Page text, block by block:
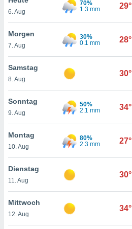
oder
Partner
es uns
das
der
Profil zu
Ihnen
finden
. Sie
jederzeit
Rand
6. Aug
70%
1.3 mm
29°
Morgen
7. Aug
30%
0.1 mm
28°
Samstag
8. Aug
30°
Sonntag
9. Aug
50%
2.1 mm
34°
Montag
10. Aug
80%
2.3 mm
27°
Dienstag
11. Aug
30°
Mittwoch
12. Aug
34°